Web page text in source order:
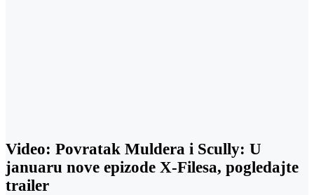
Video: Povratak Muldera i Scully: U
januaru nove epizode X-Filesa, pogledajte
trailer